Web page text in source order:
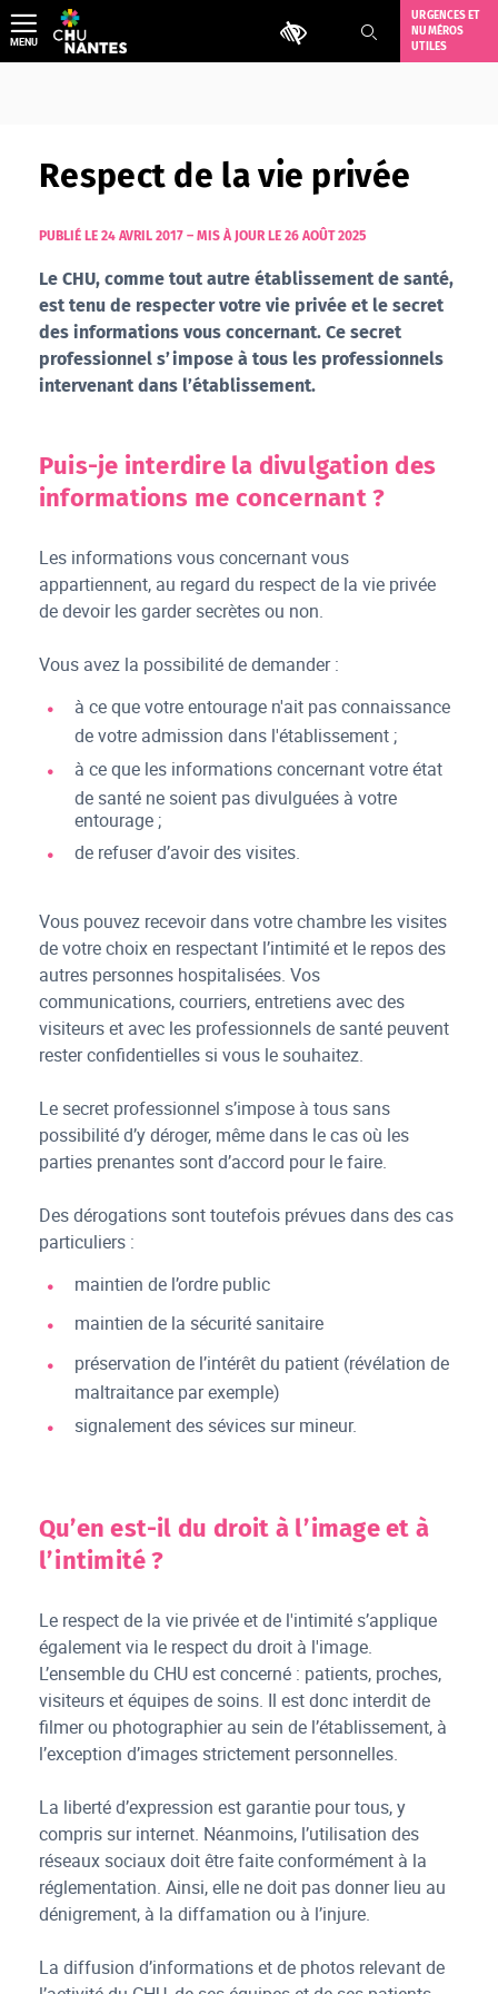
Aller
au
contenu
Outils d'accessibilité
URGENCES ET
NUMÉROS
UTILES
MENU
Respect de la vie privée
PUBLIÉ LE 24 AVRIL 2017 – MIS À JOUR LE 26 AOÛT 2025
Le CHU, comme tout autre établissement de santé,
est tenu de respecter votre vie privée et le secret
des informations vous concernant. Ce secret
professionnel s’impose à tous les professionnels
intervenant dans l’établissement.
Puis-je interdire la divulgation des
informations me concernant ?
Les informations vous concernant vous
appartiennent, au regard du respect de la vie privée
de devoir les garder secrètes ou non.
Vous avez la possibilité de demander :
à ce que votre entourage n'ait pas connaissance
de votre admission dans l'établissement ;
à ce que les informations concernant votre état
de santé ne soient pas divulguées à votre
entourage ;
de refuser d’avoir des visites.
Vous pouvez recevoir dans votre chambre les visites
de votre choix en respectant l’intimité et le repos des
autres personnes hospitalisées. Vos
communications, courriers, entretiens avec des
visiteurs et avec les professionnels de santé peuvent
rester confidentielles si vous le souhaitez.
Le secret professionnel s’impose à tous sans
possibilité d’y déroger, même dans le cas où les
parties prenantes sont d’accord pour le faire.
Des dérogations sont toutefois prévues dans des cas
particuliers :
maintien de l’ordre public
maintien de la sécurité sanitaire
préservation de l’intérêt du patient (révélation de
maltraitance par exemple)
signalement des sévices sur mineur.
Qu’en est-il du droit à l’image et à
l’intimité ?
Le respect de la vie privée et de l'intimité s’applique
également via le respect du droit à l'image.
L’ensemble du CHU est concerné : patients, proches,
visiteurs et équipes de soins. Il est donc interdit de
filmer ou photographier au sein de l’établissement, à
l’exception d’images strictement personnelles.
La liberté d’expression est garantie pour tous, y
compris sur internet. Néanmoins, l’utilisation des
réseaux sociaux doit être faite conformément à la
réglementation. Ainsi, elle ne doit pas donner lieu au
dénigrement, à la diffamation ou à l’injure.
La diffusion d’informations et de photos relevant de